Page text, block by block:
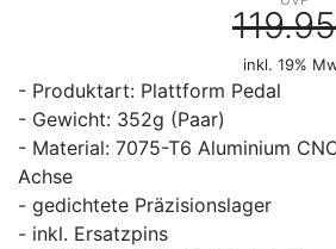
inkl. 19%
- Produktart: Plattform Pedal
- Gewicht: 352g (Paar)
- Material: 7075-T6 Aluminium
Achse
- gedichtete Präzisionslager
- inkl. Ersatzpins